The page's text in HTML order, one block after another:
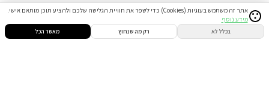
הזמנות הודעות התחבר
אתר זה משתמש בעוגיות (Cookies) כדי לשפר את חוויית הגלישה שלכם ולהציע תוכן מותאם אישי.
מידע נוסף
בכלל לא רק מה שנחוץ מאשר הכל